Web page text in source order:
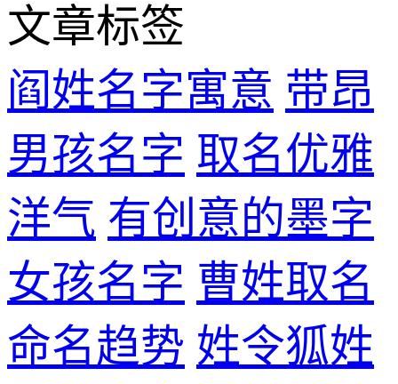
文章标签
阎姓名字寓意 带昂
男孩名字 取名优雅
洋气 有创意的墨字
女孩名字 曹姓取名
命名趋势 姓令狐姓